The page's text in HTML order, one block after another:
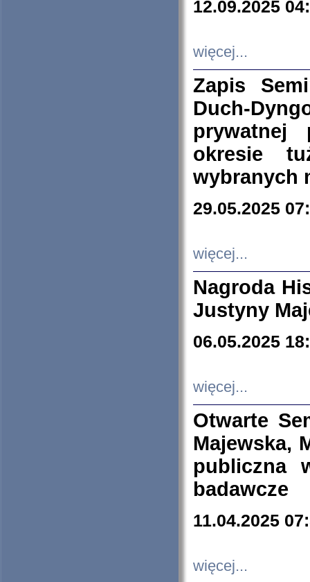
12.09.2025
więcej...
Zapis
Duch-
prywatnej
okresie
wybranych
29.05.2025
więcej...
Nagroda
Justyny
06.05.2025
więcej...
Otwarte
Majewska,
publiczna
badawcze
11.04.2025
więcej...